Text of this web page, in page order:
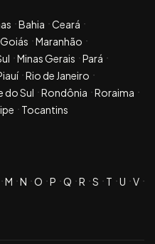
Bahia
Ceará
Goiás
Maranhão
Minas Gerais
Pará
Rio de Janeiro
do Sul Rondônia
Roraima
Tocantins
M N O P Q R S T U
V